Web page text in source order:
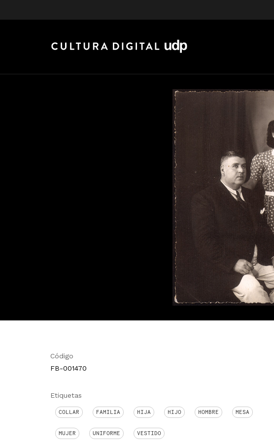
Código
FB-001470
Etiquetas
COLLAR FAMILIA HIJA HIJO HOMBRE MESA
MUJER UNIFORME VESTIDO